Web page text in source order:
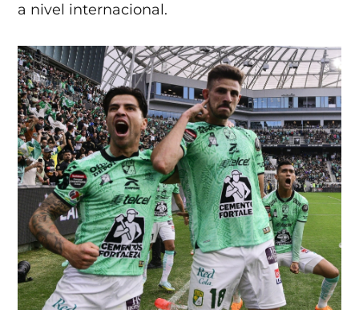
a nivel internacional.